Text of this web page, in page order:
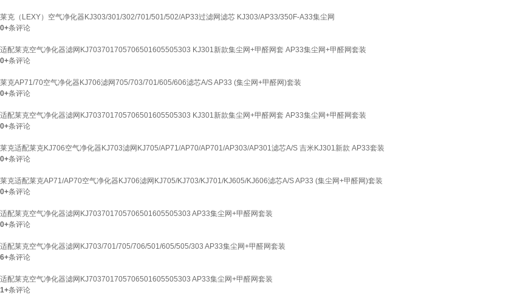
莱克（LEXY）空气净化器KJ303/301/302/701/501/502/AP33过滤网滤芯 KJ303/AP33/350F-A33集尘网
0+条评论
适配莱克空气净化器滤网KJ703701705706501605505303 KJ301新款集尘网+甲醛网套 AP33集尘网+甲醛网套装
0+条评论
莱克AP71/70空气净化器KJ706滤网705/703/701/605/606滤芯A/S AP33 (集尘网+甲醛网)套装
0+条评论
适配莱克空气净化器滤网KJ703701705706501605505303 KJ301新款集尘网+甲醛网套 AP33集尘网+甲醛网套装
0+条评论
莱克适配莱克KJ706空气净化器KJ703滤网KJ705/AP71/AP70/AP701/AP303/AP301滤芯A/S 吉米KJ301新款 AP33套装
0+条评论
莱克适配莱克AP71/AP70空气净化器KJ706滤网KJ705/KJ703/KJ701/KJ605/KJ606滤芯A/S AP33 (集尘网+甲醛网)套装
0+条评论
适配莱克空气净化器滤网KJ703701705706501605505303 AP33集尘网+甲醛网套装
0+条评论
适配莱克空气净化器滤网KJ703/701/705/706/501/605/505/303 AP33集尘网+甲醛网套装
6+条评论
适配莱克空气净化器滤网KJ703701705706501605505303 AP33集尘网+甲醛网套装
1+条评论